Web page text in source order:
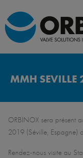
MMH SEVILLE
ORBINOX sera présent
2019 (Séville, Espagne)
Rendez-nous visite au